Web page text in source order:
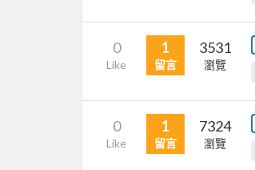
0
Like
1
留言
3531
瀏覽
0
Like
1
留言
7324
瀏覽